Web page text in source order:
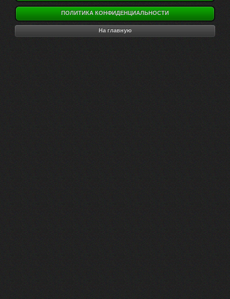
ПОЛИТИКА КОНФИДЕНЦИАЛЬНОСТИ
На главную